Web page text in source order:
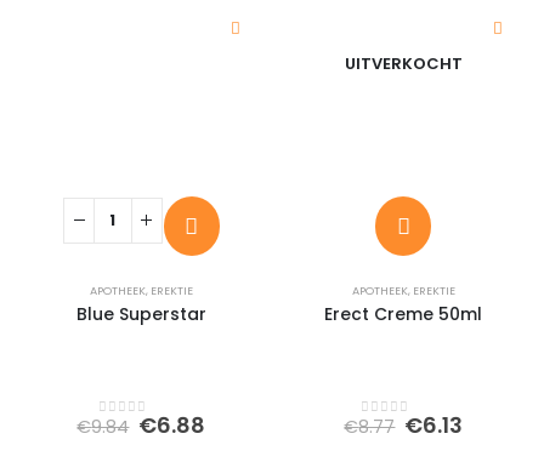
APOTHEEK, EREKTIE
Blue Superstar
0out of 5
€9.84 Oorspronkelijke
€6.88Huidige
UITVERKOCHT
APOTHEEK, EREKTIE
Erect Creme 50ml
0out of 5
€8.77 €6.13